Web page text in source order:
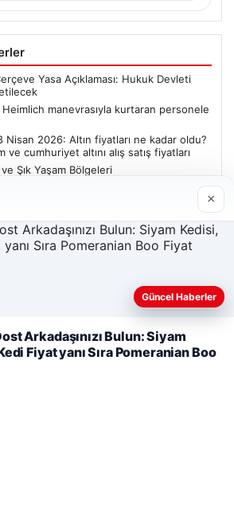
Yasa Açıklaması: Hukuk Devleti
manevrasıyla kurtaran personele
Nisan 2026: Altın fiyatları ne kadar oldu?
ve cumhuriyet altını alış satış fiyatları
Şık Yaşam Bölgeleri
Yasa Açıklaması: Hukuk Devleti
ve geliştirmek amacıyla çerezler
×
Güncel Haberler
Arkadaşınızı Bulun: Siyam
Fiyat yanı Sıra Pomeranian Boo